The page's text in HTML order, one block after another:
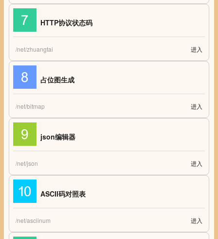
HTTP协议状态码
HTTP协议状态码 网页状态码
/net/zhuangtai 进入
占位图生成
占位图生成
/net/bitmap 进入
json编辑器
json编辑器
/net/json 进入
ASCII码对照表
ASCII码对照表
/net/asciinum 进入